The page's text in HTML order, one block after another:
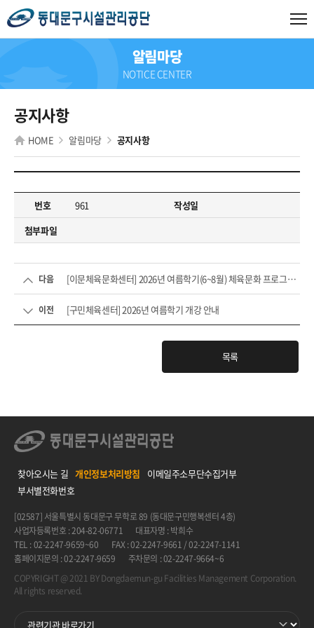
알림마당
NOTICE CENTER
공지사항
HOME 알림마당 공지사항
번호 961
작성일
첨부파일
다음 [이문체육문화센터] 2026년 여름학기(6~8월) 체육문화 프로그램...
이전 [구민체육센터] 2026년 여름학기 개강 안내
목록
찾아오시는 길 개인정보처리방침
이메일주소무단수집거부
부서별전화번호
[02587] 서울특별시 동대문구 무학로 89 (동대문구민행복센터 4층)
사업자등록번호 : 204-82-06771
대표자명 : 박희수
TEL : 02-2247-9659~60
FAX : 02-2247-9661 / 02-2247-1141
홈페이지문의 : 02-2247-9659
주차문의 : 02-2247-9664~6
COPYRIGHT @ 2021 BY Dongdaemun-gu Facilities Management Corporation.
All rights reserved.